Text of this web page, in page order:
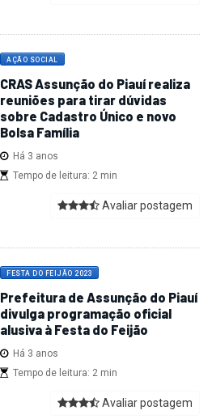
AÇÃO SOCIAL
CRAS Assunção do Piauí realiza
reuniões para tirar dúvidas
sobre Cadastro Único e novo
Bolsa Família
Há 3 anos
Tempo de leitura: 2 min
Avaliar postagem
FESTA DO FEIJÃO 2023
Prefeitura de Assunção do Piauí
divulga programação oficial
alusiva à Festa do Feijão
Há 3 anos
Tempo de leitura: 2 min
Avaliar postagem